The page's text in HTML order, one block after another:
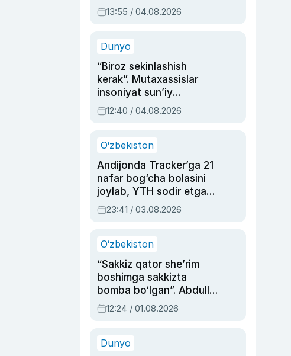
dublyaj ustasi Rimma
Ahmedovaning
13:55 / 04.08.2026
Dunyo
“Biroz sekinlashish
kerak”. Mutaxassislar
insoniyat sun’iy
intellektni boshqara
olmay qolishidan xavotir
12:40 / 04.08.2026
O‘zbekiston
Andijonda Tracker’ga 21
nafar bog‘cha bolasini
joylab, YTH sodir etgan
ayolga sud hukmi o‘qildi
23:41 / 03.08.2026
O‘zbekiston
“Sakkiz qator she’rim
boshimga sakkizta
bomba bo‘lgan”. Abdulla
Oripovni siyosiy
ayblovlardan asrab
12:24 / 01.08.2026
Dunyo